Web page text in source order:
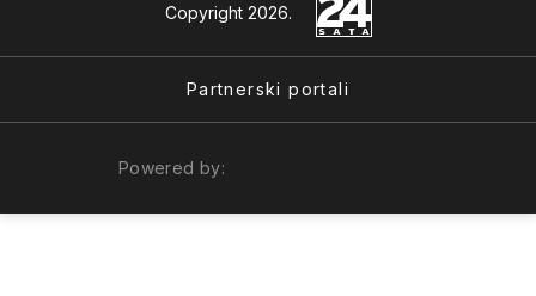
Copyright 2026.
Partnerski portali
Powered by: